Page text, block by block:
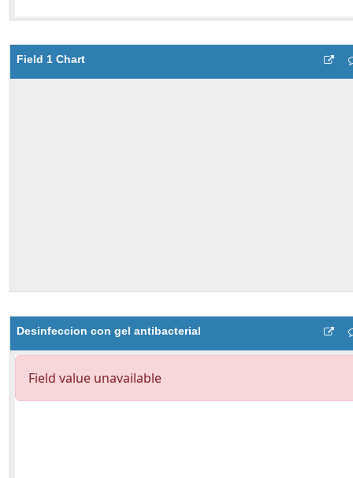
Field 1 Chart
Desinfeccion con gel antibacterial